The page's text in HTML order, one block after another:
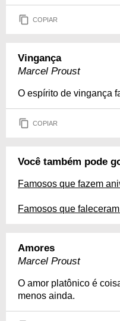
COPIAR
Vingança
Marcel Proust
O espírito de vingança
COPIAR
Você também pode
Famosos que fazem
Famosos que
Amores
Marcel Proust
O amor platônico é
menos ainda.